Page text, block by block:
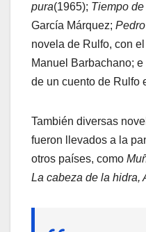
pura(1965); Tiempo
García Márquez;
novela de Rulfo, con
Manuel Barbachano; e
de un cuento de Rulfo
También diversas
fueron llevados a la
otros países, como
La cabeza de la hidra,